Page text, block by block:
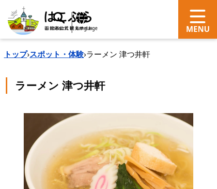
search Language
トップ›スポット・体験›ラーメン 津つ井軒
ラーメン 津つ井軒